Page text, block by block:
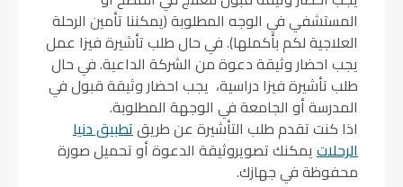
المستشفي في الوجه المطلوبة (يمكننا تأمين الرحلة
العلاجية لكم بأكملها). في حال طلب تأشيرة فيزا عمل
يجب احضار وثيقة دعوة من الشركة الداعية. في حال
طلب تأشيرة فيزا دراسية، يجب احضار وثيقة قبول في
المدرسة أو الجامعة في الوجهة المطلوبة.
اذا كنت تقدم طلب التأشيرة عن طريقتطبيق دنيا
الرحلاتيمكنك تصويروثيقة الدعوة أو تحميل صورة
محفوظة في جهازك.